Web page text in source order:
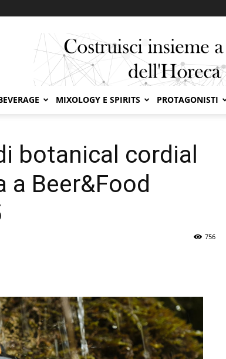
MIXOLOGY E SPIRITS PROTAGONISTI
botanical cordial
a Beer&Food
756